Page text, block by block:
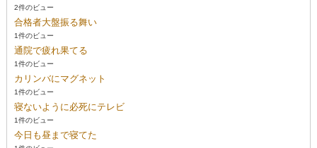
2件のビュー
合格者大盤振る舞い
1件のビュー
通院で疲れ果てる
1件のビュー
カリンバにマグネット
1件のビュー
寝ないように必死にテレビ
1件のビュー
今日も昼まで寝てた